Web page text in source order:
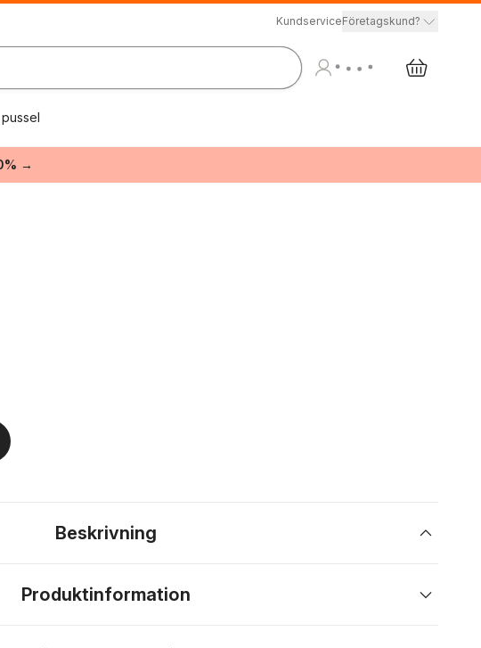
KundserviceFöretagskund?
→
Beskrivning
Produktinformation